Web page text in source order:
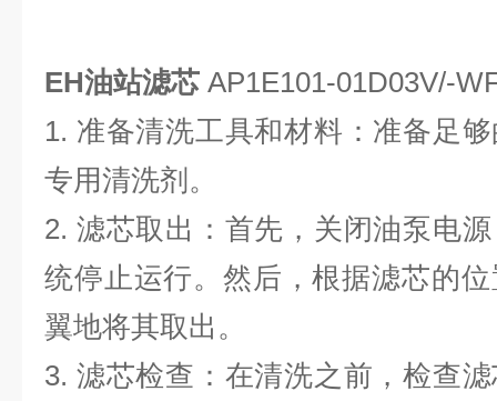
EH油站滤芯 AP1E101-01D03V/-
1. 准备清洗工具和材料：准备足
专用清洗剂。
2. 滤芯取出：首先，关闭油泵电
统停止运行。然后，根据滤芯的
翼地将其取出。
3. 滤芯检查：在清洗之前，检查